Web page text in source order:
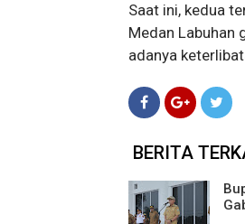
Saat ini, kedua
Medan Labuhan
adanya
BERITA